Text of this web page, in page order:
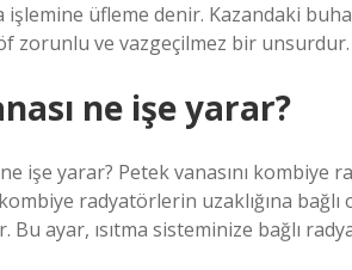
işlemine üfleme denir. Kazandaki
zorunlu ve vazgeçilmez bir unsurdur.
ne işe yarar?
işe yarar? Petek vanasını kombiye
radyatörlerin uzaklığına
Bu ayar, ısıtma sisteminize bağlı